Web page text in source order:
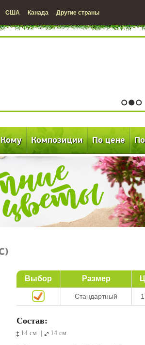
США Канада Другие страны
1 2 3
Кому Композиции По цене
Выбор Размер
Стандартный
Состав:
14 см 14 см